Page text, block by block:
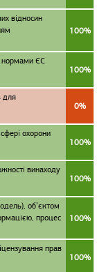
відносин
100%
нормами ЄС
100%
для
0%
охорони
100%
винаходу
100%
об’єктом
процес
100%
прав
100%